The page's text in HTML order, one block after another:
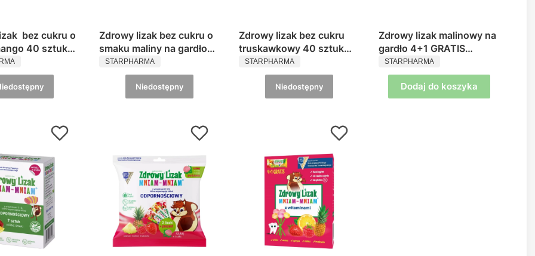
bez cukru o
40 sztuk
Zdrowy lizak bez cukru o
smaku maliny na gardło
40 sztuk Mniam-Mniam
PRODUCENT
STARPHARMA
Niedostępny
Zdrowy lizak bez cukru
truskawkowy 40 sztuk
Mniam-Mniam
PRODUCENT
STARPHARMA
Niedostępny
Zdrowy lizak malinowy na
gardło 4+1 GRATIS
Mniam-Mniam
PRODUCENT
STARPHARMA
Dodaj do koszyka